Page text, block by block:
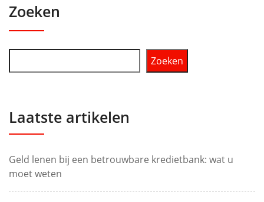
Zoeken
Zoeken
Laatste artikelen
Geld lenen bij een betrouwbare kredietbank: wat u
moet weten